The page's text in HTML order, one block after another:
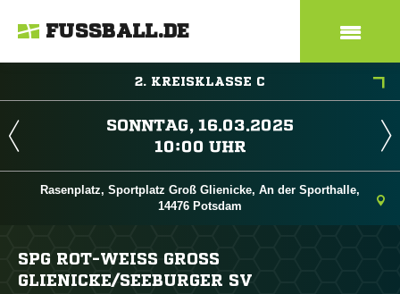
FUSSBALL.DE
2. KREISKLASSE C
 
 
Rasenplatz, Sportplatz Groß Glienicke, An der Sporthalle,
14476 Potsdam
SPG ROT-WEISS GROSS GL
IENICKE/​SEEBURGER SV II